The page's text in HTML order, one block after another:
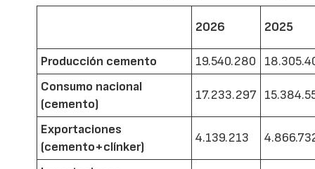
2026 2025
Producción cemento 19.540.280
Consumo nacional
(cemento)
17.233.297
Exportaciones
(cemento+clínker)
4.139.213